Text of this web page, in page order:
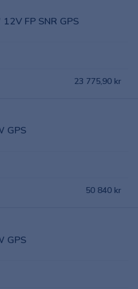
FP SNR GPS
23 775,90 kr
GPS
50 840 kr
GPS